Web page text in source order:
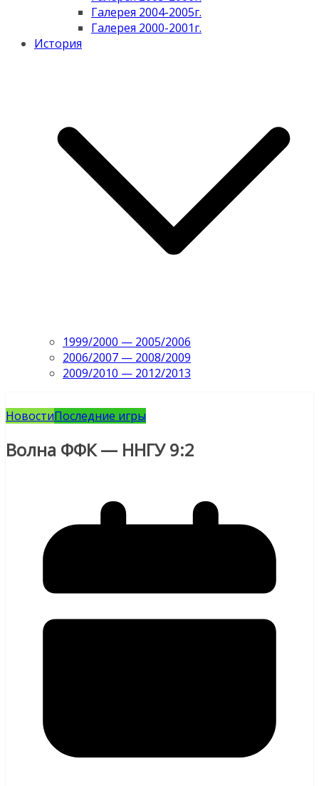
Галерея 2004-2005г.
Галерея 2000-2001г.
История
1999/2000 — 2005/2006
2006/2007 — 2008/2009
2009/2010 — 2012/2013
НовостиПоследние игры
Волна ФФК — ННГУ 9:2